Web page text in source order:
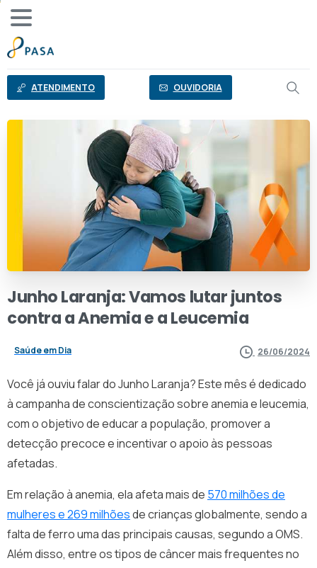
conteúdo
ATENDIMENTO OUVIDORIA
JunhoLaranja:Vamos lutarjuntos
contraaAnemiaeaLeucemia
Saúde em Dia 26/06/2024
Você já ouviu falar do Junho Laranja? Este mês é dedicado
à campanha de conscientização sobre anemia e leucemia,
com o objetivo de educar a população, promover a
detecção precoce e incentivar o apoio às pessoas
afetadas.
Em relação à anemia, ela afeta mais de 570 milhões de
mulheres e 269 milhõesde crianças globalmente, sendo a
falta de ferro uma das principais causas, segundo a OMS.
Além disso, entre os tipos de câncer mais frequentes no